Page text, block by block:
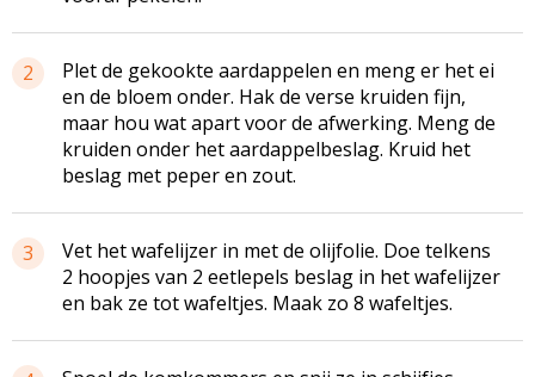
2
Plet de gekookte aardappelen en meng er het ei
en de bloem onder. Hak de verse kruiden fijn,
maar hou wat apart voor de afwerking. Meng de
kruiden onder het aardappelbeslag. Kruid het
beslag met peper en zout.
3
Vet het wafelijzer in met de olijfolie. Doe telkens
2 hoopjes van 2 eetlepels beslag in het wafelijzer
en bak ze tot wafeltjes. Maak zo 8 wafeltjes.